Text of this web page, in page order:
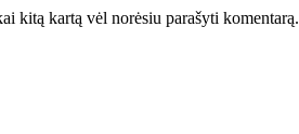
kitą kartą vėl norėsiu parašyti komentarą.